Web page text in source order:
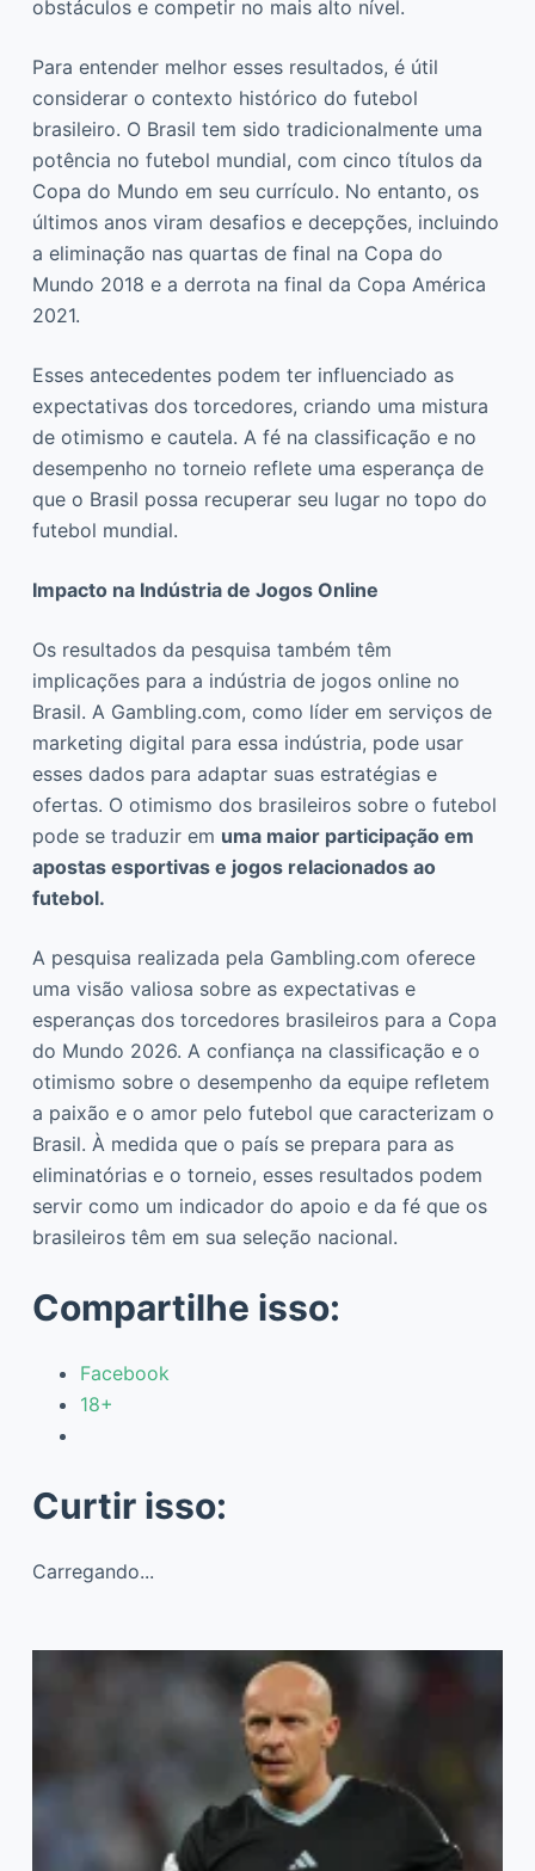
obstáculos e competir no mais alto nível.
Para entender melhor esses resultados, é útil
considerar o contexto histórico do futebol
brasileiro. O Brasil tem sido tradicionalmente uma
potência no futebol mundial, com cinco títulos da
Copa do Mundo em seu currículo. No entanto, os
últimos anos viram desafios e decepções, incluindo
a eliminação nas quartas de final na Copa do
Mundo 2018 e a derrota na final da Copa América
2021.
Esses antecedentes podem ter influenciado as
expectativas dos torcedores, criando uma mistura
de otimismo e cautela. A fé na classificação e no
desempenho no torneio reflete uma esperança de
que o Brasil possa recuperar seu lugar no topo do
futebol mundial.
Impacto na Indústria de Jogos Online
Os resultados da pesquisa também têm
implicações para a indústria de jogos online no
Brasil. A Gambling.com, como líder em serviços de
marketing digital para essa indústria, pode usar
esses dados para adaptar suas estratégias e
ofertas. O otimismo dos brasileiros sobre o futebol
pode se traduzir em uma maior participação em
apostas esportivas e jogos relacionados ao
futebol.
A pesquisa realizada pela Gambling.com oferece
uma visão valiosa sobre as expectativas e
esperanças dos torcedores brasileiros para a Copa
do Mundo 2026. A confiança na classificação e o
otimismo sobre o desempenho da equipe refletem
a paixão e o amor pelo futebol que caracterizam o
Brasil. À medida que o país se prepara para as
eliminatórias e o torneio, esses resultados podem
servir como um indicador do apoio e da fé que os
brasileiros têm em sua seleção nacional.
Compartilhe isso:
Facebook
18+
Curtir isso:
Carregando...